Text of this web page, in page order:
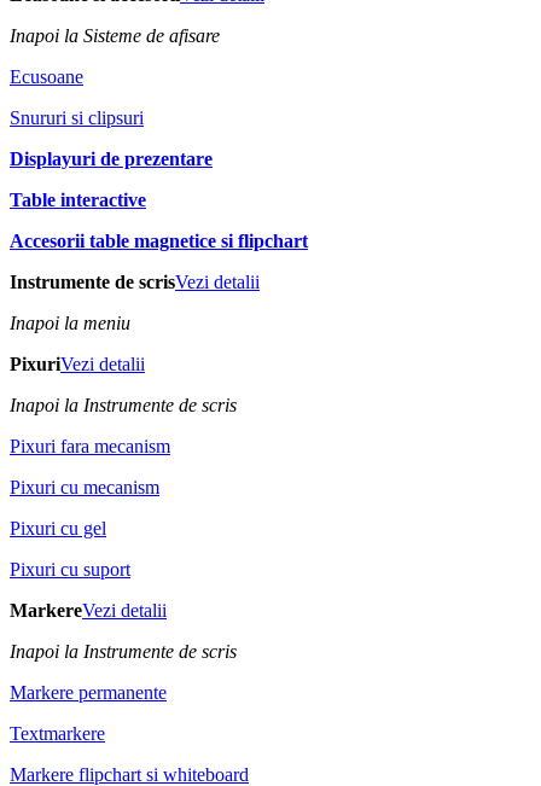
Inapoi la Sisteme de afisare
Ecusoane
Snururi si clipsuri
Displayuri de prezentare
Table interactive
Accesorii table magnetice si flipchart
Instrumente de scrisVezi detalii
Inapoi la meniu
PixuriVezi detalii
Inapoi la Instrumente de scris
Pixuri fara mecanism
Pixuri cu mecanism
Pixuri cu gel
Pixuri cu suport
MarkereVezi detalii
Inapoi la Instrumente de scris
Markere permanente
Textmarkere
Markere flipchart si whiteboard